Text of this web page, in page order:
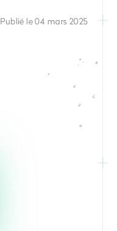
Publié le 04 mars 2025